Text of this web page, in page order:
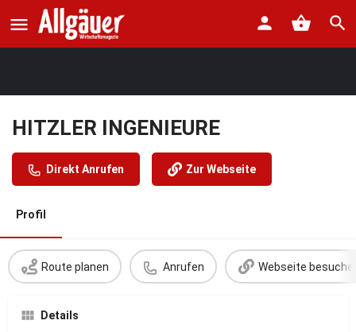
HITZLER INGENIEURE
Direkt Anrufen Zur Webseite
Profil
Route planen Anrufen Webseite
Details